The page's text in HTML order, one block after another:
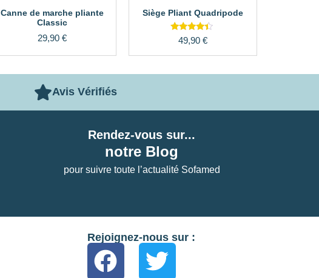
Canne de marche pliante
Classic
29,90 €
Siège Pliant Quadripode
Note
4.17
sur 5
49,90 €
Avis Vérifiés
Rendez-vous sur...
notre Blog
pour suivre toute l’actualité Sofamed
Rejoignez-nous sur :